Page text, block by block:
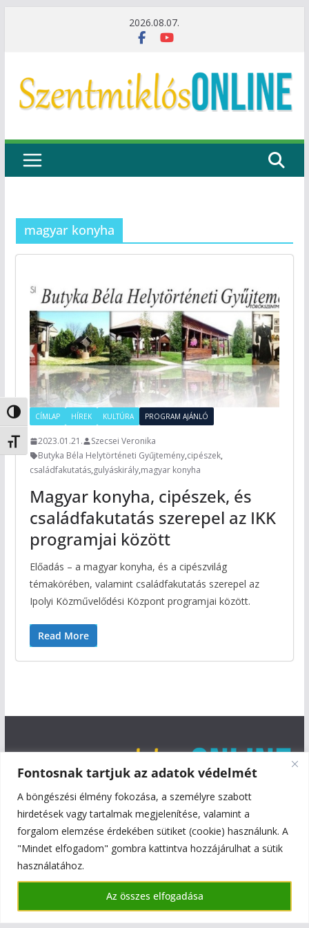
Fontosnak tartjuk az adatok védelmét
A böngészési élmény fokozása, a személyre szabott
hirdetések vagy tartalmak megjelenítése, valamint a
forgalom elemzése érdekében sütiket (cookie) használunk. A
"Mindet elfogadom" gombra kattintva hozzájárulhat a sütik
használatához.
Az összes elfogadása
Nagy kontraszt váltása
Betűméret váltása
2026.08.07.
magyar konyha
CÍMLAP HÍREK KULTÚRA PROGRAM AJÁNLÓ
2023.01.21.
Szecsei Veronika
Butyka Béla Helytörténeti Gyűjtemény,cipészek,
családfakutatás,gulyáskirály,magyar konyha
Magyar konyha, cipészek, és
családfakutatás szerepel az IKK
programjai között
Előadás – a magyar konyha, és a cipészvilág
témakörében, valamint családfakutatás szerepel az
Ipolyi Közművelődési Központ programjai között.
Read More
Copyright © 2026Szentmiklós Online
Theme:ColorMagby ThemeGrill. Powered byWordPress.